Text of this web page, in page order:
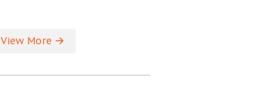
View More